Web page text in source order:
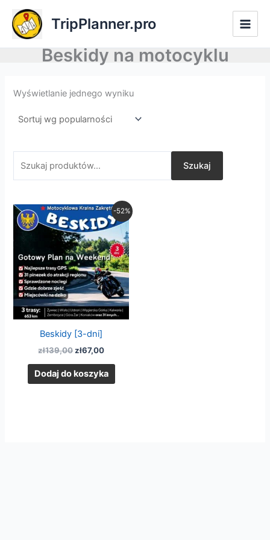
Przejdź
treści
TripPlanner.pro
Beskidy na motocyklu
Wyświetlanie jednego wyniku
Szukaj:
Szukaj
-52%
Beskidy [3-dni]
zł139,00
Pierwotna
cena
wynosiła:
zł139,00.
zł67,00
Aktualna
cena
wynosi:
zł67,00.
Dodaj do koszyka